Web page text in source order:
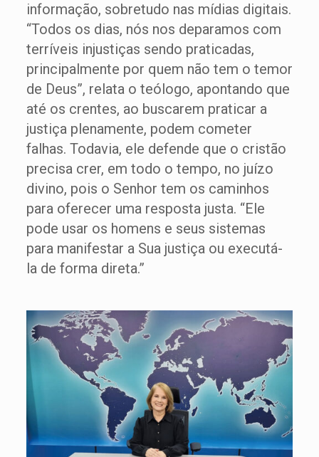
informação, sobretudo nas mídias digitais.
“Todos os dias, nós nos deparamos com
terríveis injustiças sendo praticadas,
principalmente por quem não tem o temor
de Deus”, relata o teólogo, apontando que
até os crentes, ao buscarem praticar a
justiça plenamente, podem cometer
falhas. Todavia, ele defende que o cristão
precisa crer, em todo o tempo, no juízo
divino, pois o Senhor tem os caminhos
para oferecer uma resposta justa. “Ele
pode usar os homens e seus sistemas
para manifestar a Sua justiça ou executá-
la de forma direta.”